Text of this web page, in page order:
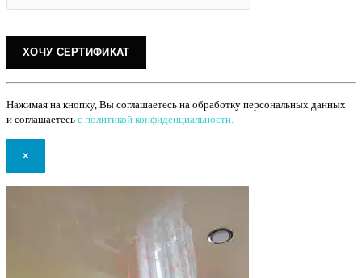
Нажимая на кнопку, Вы соглашаетесь на обработку персональных данных
и соглашаетесь с политикой конфиденциальности.
×